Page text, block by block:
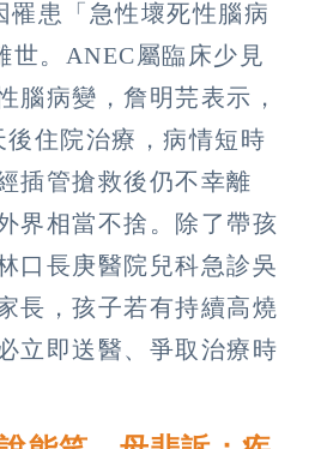
罹患「急性壞死性腦病
世。ANEC屬臨床少見
腦病變，詹明芫表示，
住院治療，病情短時
插管搶救後仍不幸離
界相當不捨。除了帶孩
口長庚醫院兒科急診吳
長，孩子若有持續高燒
立即送醫、爭取治療時